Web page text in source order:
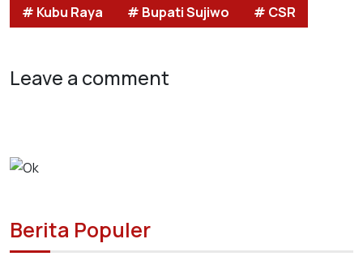
# Kubu Raya # Bupati Sujiwo # CSR
Leave a comment
Berita Populer